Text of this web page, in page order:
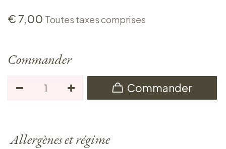
€ 7,00 Toutes taxes comprises
Commander
Commander
Allergènes et régime